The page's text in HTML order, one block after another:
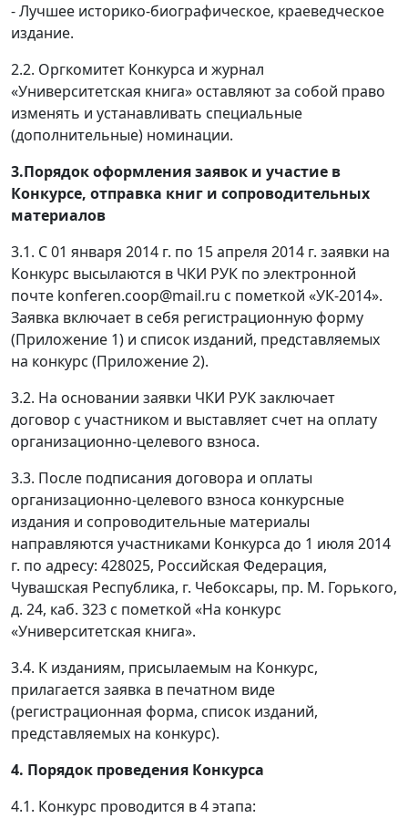
- Лучшее историко-биографическое, краеведческое
издание.
2.2. Оргкомитет Конкурса и журнал
«Университетская книга» оставляют за собой право
изменять и устанавливать специальные
(дополнительные) номинации.
3.Порядок оформления заявок и участие в
Конкурсе, отправка книг и сопроводительных
материалов
3.1. С 01 января 2014 г. по 15 апреля 2014 г. заявки на
Конкурс высылаются в ЧКИ РУК по электронной
почте konferen.coop@mail.ru с пометкой «УК-2014».
Заявка включает в себя регистрационную форму
(Приложение 1) и список изданий, представляемых
на конкурс (Приложение 2).
3.2. На основании заявки ЧКИ РУК заключает
договор с участником и выставляет счет на оплату
организационно-целевого взноса.
3.3. После подписания договора и оплаты
организационно-целевого взноса конкурсные
издания и сопроводительные материалы
направляются участниками Конкурса до 1 июля 2014
г. по адресу: 428025, Российская Федерация,
Чувашская Республика, г. Чебоксары, пр. М. Горького,
д. 24, каб. 323 с пометкой «На конкурс
«Университетская книга».
3.4. К изданиям, присылаемым на Конкурс,
прилагается заявка в печатном виде
(регистрационная форма, список изданий,
представляемых на конкурс).
4. Порядок проведения Конкурса
4.1. Конкурс проводится в 4 этапа: